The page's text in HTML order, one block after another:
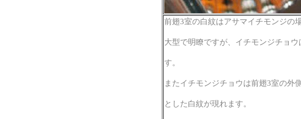
前翅3室の白紋はアサマイチモンジの
大型で明瞭ですが、イチモンジチョ
す。
またイチモンジチョウは前翅3室の外
とした白紋が現れます。